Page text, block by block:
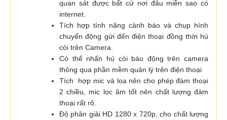
quan sát được bất cứ nơi đâu miễn sao có
internet.
Tích hợp tính năng cảnh báo và chụp hình
chuyển động gửi đến điện thoại đồng thời hú
còi trên Camera.
Có thể nhấn hú còi báo động trên camera
thông qua phần mềm quản lý trên điện thoại
Tích hợp mic và loa nên cho phép đàm thoại
2 chiều, mic lọc âm tốt nên chất lượng đàm
thoại rất rõ.
Độ phân giải HD 1280 x 720p, cho chất lượng